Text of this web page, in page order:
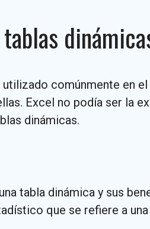
comúnmente en
Excel no podía ser la
dinámicas.
tabla dinámica y sus
que se refiere a